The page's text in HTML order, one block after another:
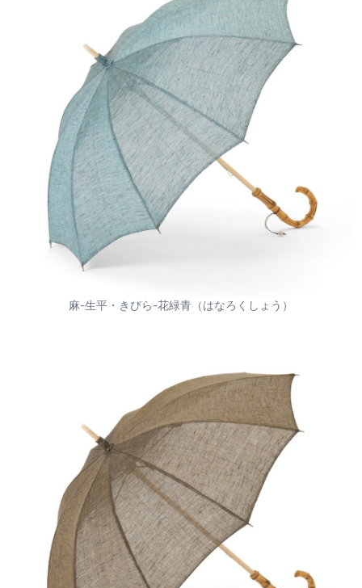
麻-生平・きびら-花緑青（はなろくしょう）